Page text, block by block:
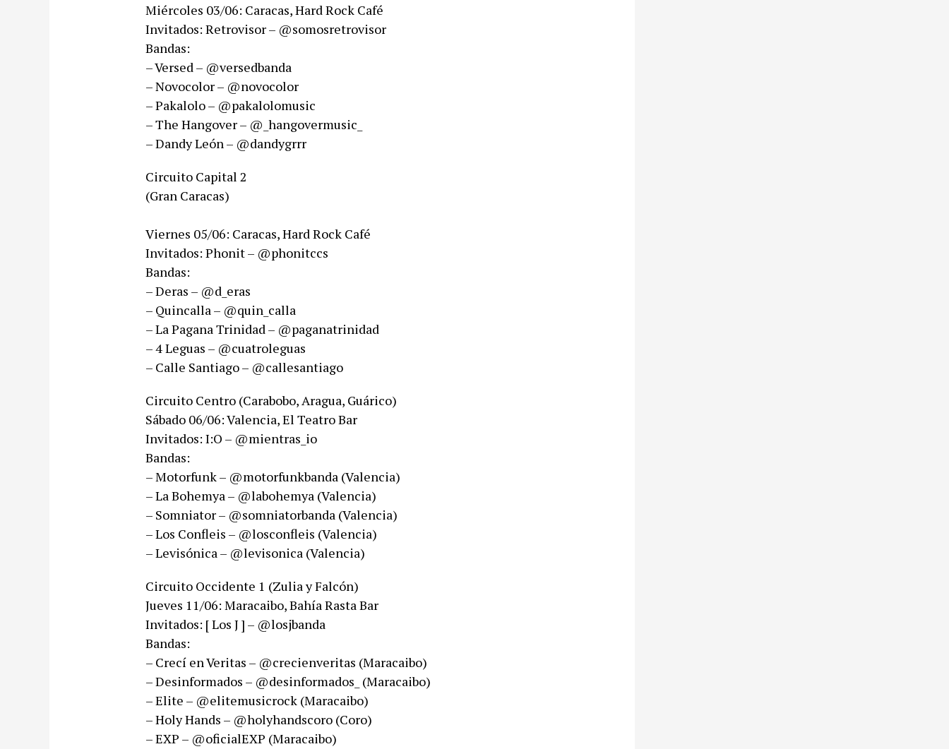
Miércoles 03/06: Caracas, Hard Rock Café
Invitados: Retrovisor – @somosretrovisor
Bandas:
– Versed – @versedbanda
– Novocolor – @novocolor
– Pakalolo – @pakalolomusic
– The Hangover – @_hangovermusic_
– Dandy León – @dandygrrr
Circuito Capital 2​
(Gran Caracas)​
Viernes 05/06: Caracas, Hard Rock Café
Invitados: Phonit – @phonitccs
Bandas:
– Deras – @d_eras
– Quincalla – @quin_calla
– La Pagana Trinidad – @paganatrinidad
– 4 Leguas – @cuatroleguas
– Calle Santiago – @callesantiago
Circuito Centro​ (Carabobo, Aragua, Guárico)​
Sábado 06/06: Valencia, El Teatro Bar
Invitados: I:O – @mientras_io
Bandas:
– Motorfunk – @motorfunkbanda​ (Valencia)​
– La Bohemya – @labohemya​ (Valencia)​
– Somniator – @somniatorbanda​ (Valencia)​
– Los Confleis – @losconfleis​ (Valencia)​
– Levisónica – @levisonica​ (Valencia)​
Circuito Occidente 1 (Zulia y Falcón)
Jueves 11/06: Maracaibo, Bahía Rasta Bar
Invitados: [ Los J ] – @losjbanda
Bandas:
– Crecí en Veritas – @crecienveritas​ ​​(​Maracaibo)​
– Desinformados – @desinformados_​ (​Maracaibo)​​
– Elite – @elitemusicrock​ (​Maracaibo)​​
– Holy Hands – @holyhandscoro​ (​Coro)​​
– EXP – @oficialEXP​ (​Maracaibo)​​